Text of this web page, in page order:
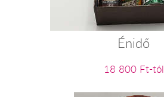
Énidő
18 800 Ft-tól